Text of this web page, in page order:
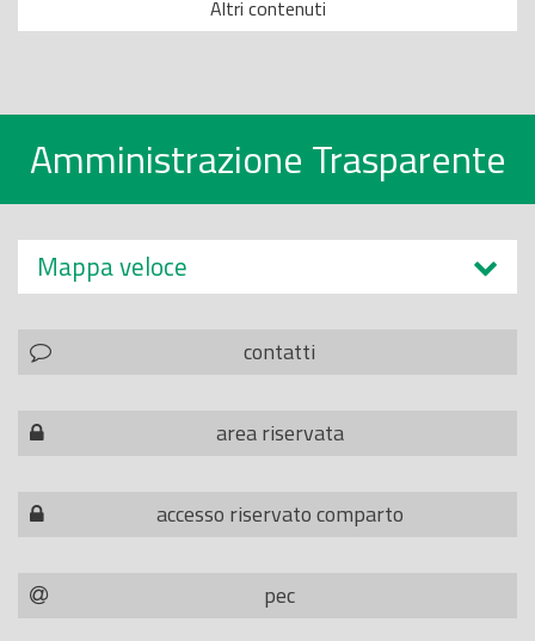
Altri contenuti
Amministrazione Trasparente
Mappa veloce
contatti
area riservata
accesso riservato comparto
pec